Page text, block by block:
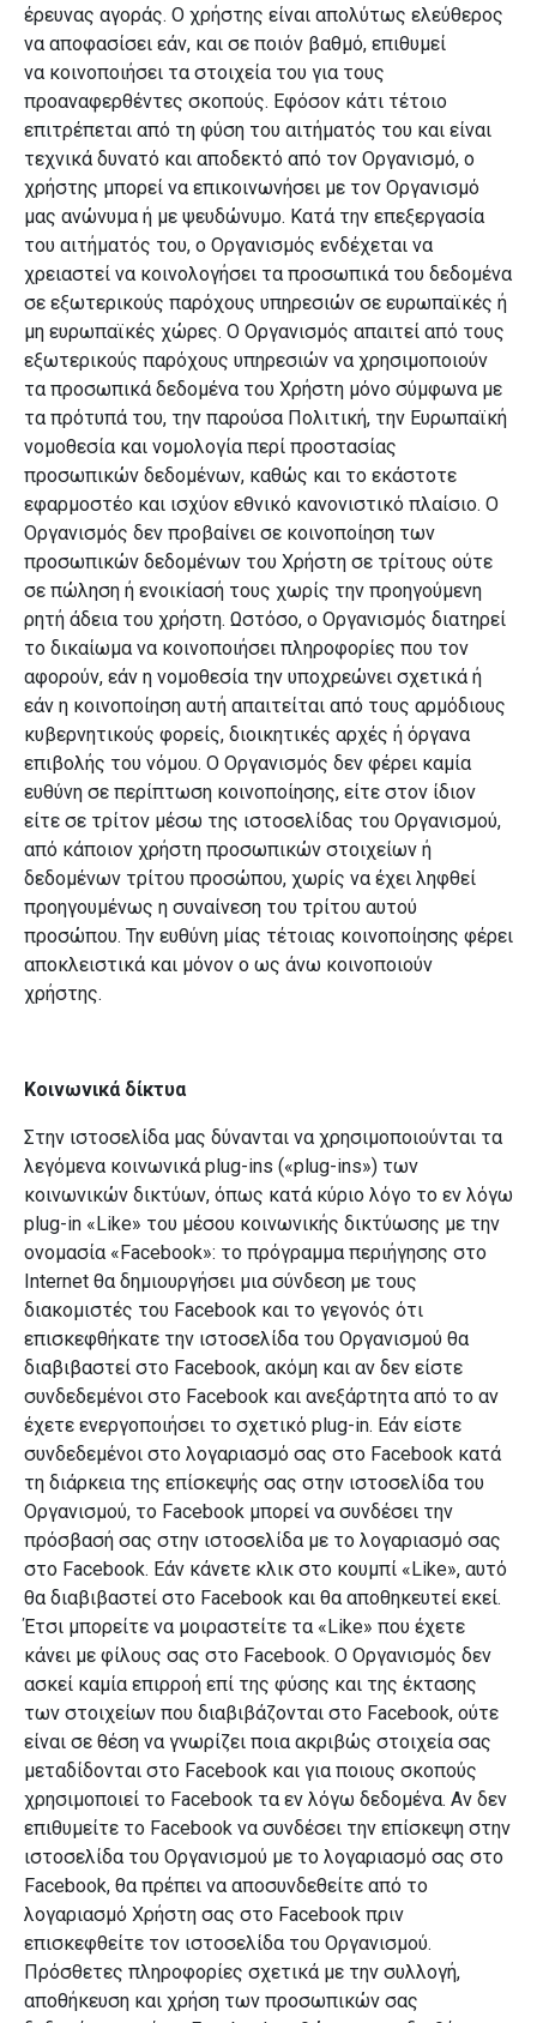
έρευνας αγοράς. Ο χρήστης είναι απολύτως ελεύθερος
να αποφασίσει εάν, και σε ποιόν βαθμό, επιθυμεί
να κοινοποιήσει τα στοιχεία του για τους
προαναφερθέντες σκοπούς. Εφόσον κάτι τέτοιο
επιτρέπεται από τη φύση του αιτήματός του και είναι
τεχνικά δυνατό και αποδεκτό από τον Οργανισμό, ο
χρήστης μπορεί να επικοινωνήσει με τον Οργανισμό
μας ανώνυμα ή με ψευδώνυμο. Κατά την επεξεργασία
του αιτήματός του, ο Οργανισμός ενδέχεται να
χρειαστεί να κοινολογήσει τα προσωπικά του δεδομένα
σε εξωτερικούς παρόχους υπηρεσιών σε ευρωπαϊκές ή
μη ευρωπαϊκές χώρες. Ο Οργανισμός απαιτεί από τους
εξωτερικούς παρόχους υπηρεσιών να χρησιμοποιούν
τα προσωπικά δεδομένα του Χρήστη μόνο σύμφωνα με
τα πρότυπά του, την παρούσα Πολιτική, την Ευρωπαϊκή
νομοθεσία και νομολογία περί προστασίας
προσωπικών δεδομένων, καθώς και το εκάστοτε
εφαρμοστέο και ισχύον εθνικό κανονιστικό πλαίσιο. Ο
Οργανισμός δεν προβαίνει σε κοινοποίηση των
προσωπικών δεδομένων του Χρήστη σε τρίτους ούτε
σε πώληση ή ενοικίασή τους χωρίς την προηγούμενη
ρητή άδεια του χρήστη. Ωστόσο, ο Οργανισμός διατηρεί
το δικαίωμα να κοινοποιήσει πληροφορίες που τον
αφορούν, εάν η νομοθεσία την υποχρεώνει σχετικά ή
εάν η κοινοποίηση αυτή απαιτείται από τους αρμόδιους
κυβερνητικούς φορείς, διοικητικές αρχές ή όργανα
επιβολής του νόμου. Ο Οργανισμός δεν φέρει καμία
ευθύνη σε περίπτωση κοινοποίησης, είτε στον ίδιον
είτε σε τρίτον μέσω της ιστοσελίδας του Οργανισμού,
από κάποιον χρήστη προσωπικών στοιχείων ή
δεδομένων τρίτου προσώπου, χωρίς να έχει ληφθεί
προηγουμένως η συναίνεση του τρίτου αυτού
προσώπου. Την ευθύνη μίας τέτοιας κοινοποίησης φέρει
αποκλειστικά και μόνον ο ως άνω κοινοποιούν
χρήστης.
Κοινωνικά δίκτυα
Στην ιστοσελίδα μας δύνανται να χρησιμοποιούνται τα
λεγόμενα κοινωνικά plug-ins («plug-ins») των
κοινωνικών δικτύων, όπως κατά κύριο λόγο το εν λόγω
plug-in «Like» του μέσου κοινωνικής δικτύωσης με την
ονομασία «Facebook»: το πρόγραμμα περιήγησης στο
Internet θα δημιουργήσει μια σύνδεση με τους
διακομιστές του Facebook και το γεγονός ότι
επισκεφθήκατε την ιστοσελίδα του Οργανισμού θα
διαβιβαστεί στο Facebook, ακόμη και αν δεν είστε
συνδεδεμένοι στο Facebook και ανεξάρτητα από το αν
έχετε ενεργοποιήσει το σχετικό plug-in. Εάν είστε
συνδεδεμένοι στο λογαριασμό σας στο Facebook κατά
τη διάρκεια της επίσκεψής σας στην ιστοσελίδα του
Οργανισμού, το Facebook μπορεί να συνδέσει την
πρόσβασή σας στην ιστοσελίδα με το λογαριασμό σας
στο Facebook. Εάν κάνετε κλικ στο κουμπί «Like», αυτό
θα διαβιβαστεί στο Facebook και θα αποθηκευτεί εκεί.
Έτσι μπορείτε να μοιραστείτε τα «Like» που έχετε
κάνει με φίλους σας στο Facebook. Ο Οργανισμός δεν
ασκεί καμία επιρροή επί της φύσης και της έκτασης
των στοιχείων που διαβιβάζονται στο Facebook, ούτε
είναι σε θέση να γνωρίζει ποια ακριβώς στοιχεία σας
μεταδίδονται στο Facebook και για ποιους σκοπούς
χρησιμοποιεί το Facebook τα εν λόγω δεδομένα. Αν δεν
επιθυμείτε το Facebook να συνδέσει την επίσκεψη στην
ιστοσελίδα του Οργανισμού με το λογαριασμό σας στο
Facebook, θα πρέπει να αποσυνδεθείτε από το
λογαριασμό Χρήστη σας στο Facebook πριν
επισκεφθείτε τον ιστοσελίδα του Οργανισμού.
Πρόσθετες πληροφορίες σχετικά με την συλλογή,
αποθήκευση και χρήση των προσωπικών σας